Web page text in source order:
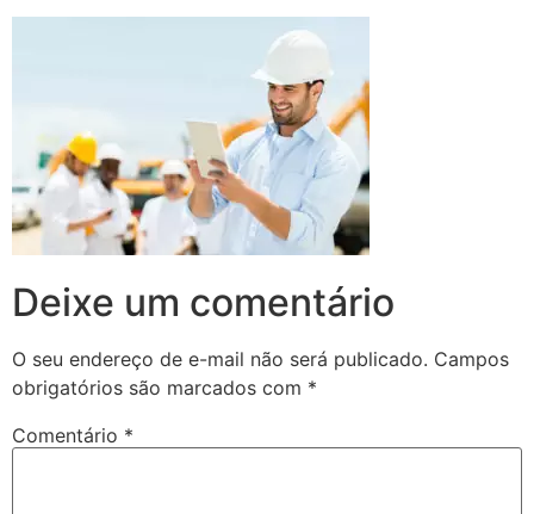
Deixe um comentário
O seu endereço de e-mail não será publicado. Campos
obrigatórios são marcados com *
Comentário *